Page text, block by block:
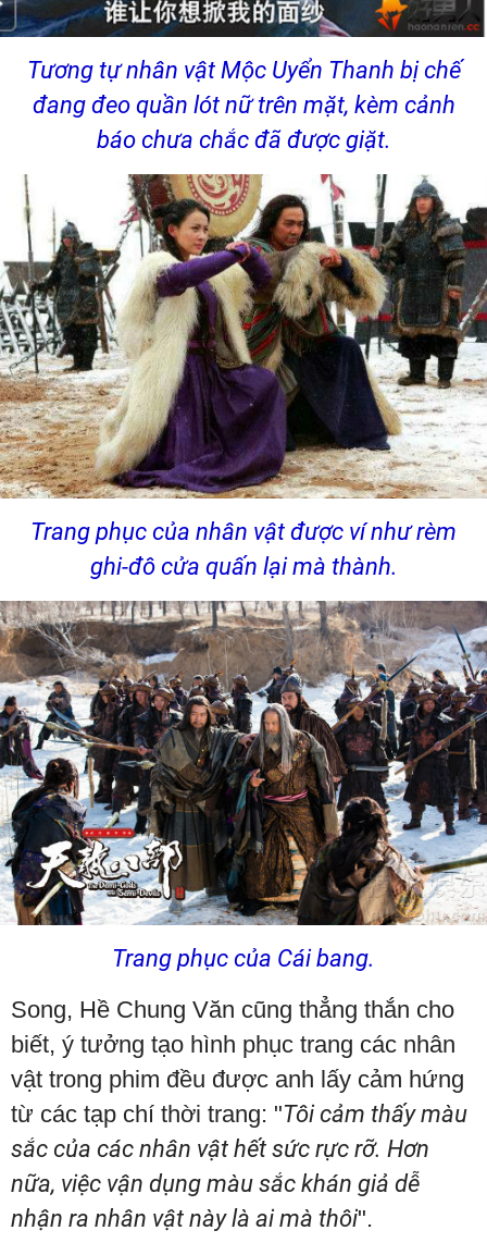
Tương tự nhân vật Mộc Uyển Thanh bị chế
đang đeo quần lót nữ trên mặt, kèm cảnh
báo chưa chắc đã được giặt.
Trang phục của nhân vật được ví như rèm
ghi-đô cửa quấn lại mà thành.
Trang phục của Cái bang.
Song, Hề Chung Văn cũng thẳng thắn cho
biết, ý tưởng tạo hình phục trang các nhân
vật trong phim đều được anh lấy cảm hứng
từ các tạp chí thời trang: "Tôi cảm thấy màu
sắc của các nhân vật hết sức rực rỡ. Hơn
nữa, việc vận dụng màu sắc khán giả dễ
nhận ra nhân vật này là ai mà thôi".